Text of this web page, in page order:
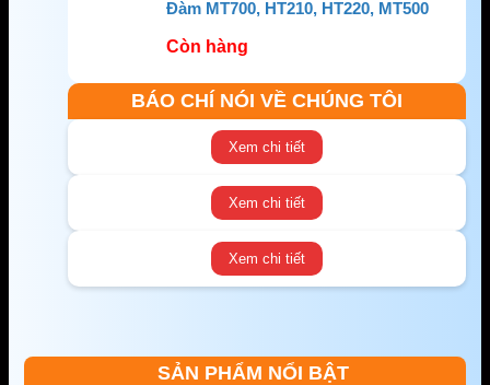
Đàm MT700, HT210, HT220, MT500
Còn hàng
BÁO CHÍ NÓI VỀ CHÚNG TÔI
Xem chi tiết
Xem chi tiết
Xem chi tiết
SẢN PHẨM NỔI BẬT